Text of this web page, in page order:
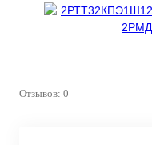
Отзывов: 0